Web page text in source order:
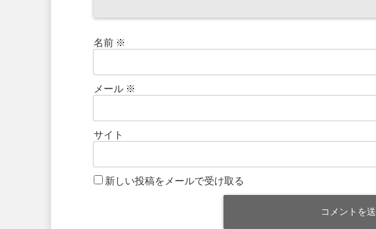
名前 ※
メール ※
サイト
新しい投稿をメールで受け取る